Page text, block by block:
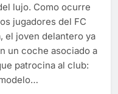
lujo. Como ocurre
jugadores del FC
el joven delantero ya
un coche asociado a
patrocina al club: